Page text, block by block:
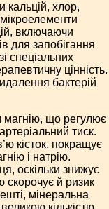
кальцій, хлор,
включаючи
для запобігання
спеціальних
цінність.
бактерій
магнію, що регулює
тиск.
кісток, покращує
і натрію.
оскільки знижує
скорочує й ризик
мінеральна